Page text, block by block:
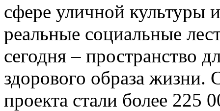
сфере уличной культуры
реальные социальные
сегодня – пространство
здорового образа жизни.
проекта стали более 225